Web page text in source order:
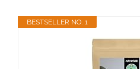
BESTSELLER NO. 1